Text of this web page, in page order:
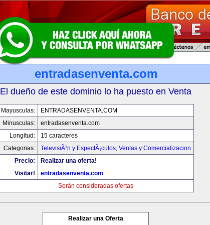
entradasenventa.com
El dueño de este dominio lo ha puesto en Venta
Mayusculas:
ENTRADASENVENTA.COM
Minusculas:
entradasenventa.com
Longitud:
15 caracteres
Categorias:
TelevisiÃ³n y EspectÃ¡culos, Ventas y Comercializacion
Precio:
Realizar una oferta!
Visitar!
entradasenventa.com
Serán consideradas ofertas
Realizar una Oferta